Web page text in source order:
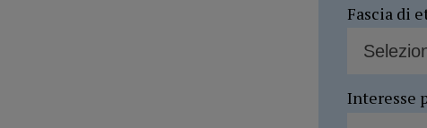
Fascia di
Interesse